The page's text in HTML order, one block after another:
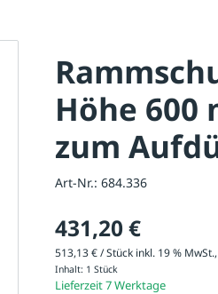
Höhe 600
zum
Art-Nr.: 684.336
431,20 €
513,13 € / Stück inkl. 19 %
Inhalt: 1 Stück
Lieferzeit 7 Werktage